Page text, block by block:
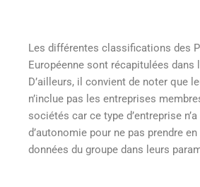
Les différentes classifications des
Européenne sont récapitulées dans
D’ailleurs, il convient de noter que
n’inclue pas les entreprises
sociétés car ce type d’entreprise
d’autonomie pour ne pas prendre
données du groupe dans leurs